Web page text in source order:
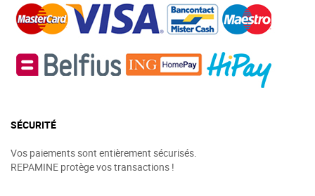
SÉCURITÉ
Vos paiements sont entièrement sécurisés.
REPAMINE protège vos transactions !